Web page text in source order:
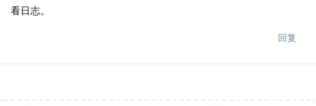
看日志。
回复